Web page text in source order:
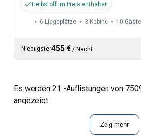
Treibstoff im Preis enthalten
6 Liegeplätze 3 Kabine 10 Gäste
Niedrigster455 € / Nacht
Es werden 21 -Auflistungen von
angezeigt.
Zeig mehr